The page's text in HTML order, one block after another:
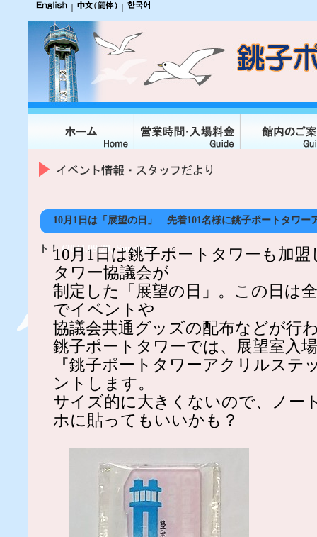
10月1日は「展望の日」 先着101名様に銚子ポートタワー
ト！ (2024,09,29, Sunday)
10月1日は銚子ポートタワーも加
タワー協議会が
制定した「展望の日」。この日は
でイベントや
協議会共通グッズの配布などが行
銚子ポートタワーでは、展望室入
『銚子ポートタワーアクリルステ
ントします。
サイズ的に大きくないので、ノー
ホに貼ってもいいかも？